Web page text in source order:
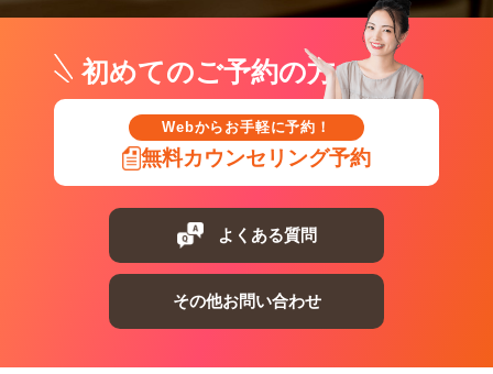
初めてのご予約の方
Webからお手軽に予約！
無料カウンセリング予約
よくある質問
その他お問い合わせ